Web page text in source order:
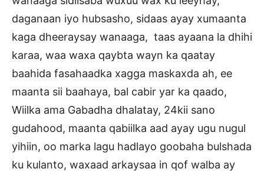
daganaan iyo hubsasho, sidaas ayay xumaanta
kaga dheeraysay wanaaga, taas ayaana la dhihi
karaa, waa waxa qaybta wayn ka qaatay
baahida fasahaadka xagga maskaxda ah, ee
maanta sii baahaya, bal cabir yar ka qaado,
Wiilka ama Gabadha dhalatay, 24kii sano
gudahood, maanta qabiilka aad ayay ugu nugul
yihiin, oo marka lagu hadlayo goobaha bulshada
ku kulanto, waxaad arkaysaa in qof walba ay